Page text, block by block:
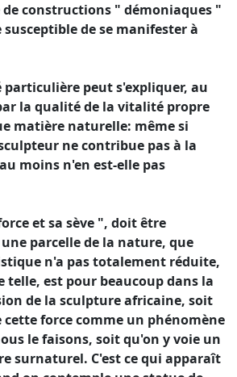
constructions " démoniaques "
de se manifester à
particulière peut s'expliquer, au
la qualité de la vitalité propre
matière naturelle: même si
ne contribue pas à la
moins n'en est-elle pas
et sa sève ", doit être
parcelle de la nature, que
n'a pas totalement réduite,
telle, est pour beaucoup dans la
de la sculpture africaine, soit
cette force comme un phénomène
le faisons, soit qu'on y voie un
surnaturel. C'est ce qui apparaît